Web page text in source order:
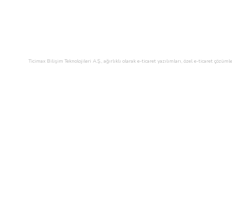
Ticimax Bilişim Teknolojileri A.Ş., ağırlıklı olarak e-ticaret yazılımları, özel e-ticaret